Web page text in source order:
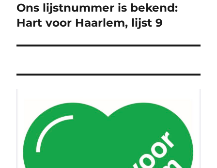
Volgend
bericht:
Ons lijstnummer is bekend:
Hart voor Haarlem, lijst 9